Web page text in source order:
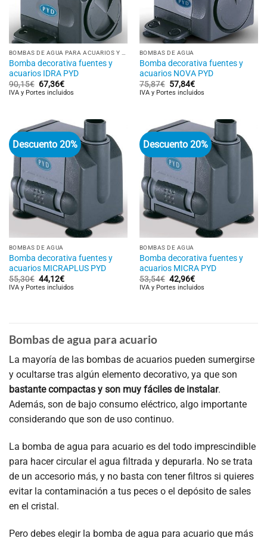
BOMBAS DE AGUA PARA ACUARIOS Y FUENTES
Bomba decorativa fuentes y
acuarios IDRA PYD
90,15€ El
precio
67,36€El
precio
IVA y Portes incluidos
BOMBAS DE AGUA
Bomba decorativa fuentes y
acuarios NOVA PYD
75,87€ El
precio
57,84€El
precio
IVA y Portes incluidos
Descuento 20%
BOMBAS DE AGUA
Bomba decorativa fuentes y
acuarios MICRAPLUS PYD
55,30€ El
precio
44,12€El
precio
IVA y Portes incluidos
Descuento 20%
BOMBAS DE AGUA
Bomba decorativa fuentes y
acuarios MICRA PYD
53,54€ El
precio
42,96€El
precio
IVA y Portes incluidos
Bombas de agua para acuario
La mayoría de las bombas de acuarios pueden sumergirse
y ocultarse tras algún elemento decorativo, ya que son
bastante compactas y son muy fáciles de instalar.
Además, son de bajo consumo eléctrico, algo importante
considerando que son de uso continuo.
La bomba de agua para acuario es del todo imprescindible
para hacer circular el agua filtrada y depurarla. No se trata
de un accesorio más, y no basta con tener filtros si quieres
evitar la contaminación a tus peces o el depósito de sales
en el cristal.
Pero debes elegir la bomba de agua para acuario que más